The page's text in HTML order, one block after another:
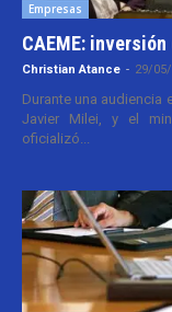
Empresas
CAEME:
Christian Atance - 29/
Durante una audiencia
Javier Milei, y el
oficializó...